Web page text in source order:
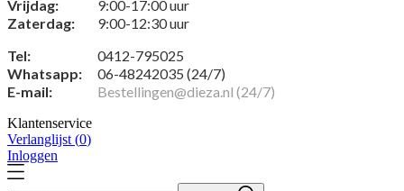
Vrijdag:
9:00-17:00 uur
Zaterdag:
9:00-12:30 uur
Tel:
0412-795025
Whatsapp:
06-48242035 (24/7)
E-mail:
Bestellingen@dieza.nl (24/7)
Klantenservice
Verlanglijst (0)
Inloggen